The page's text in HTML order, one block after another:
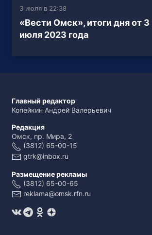
3 июля в 22:38
«Вести Омск», итоги дня от 3
июля 2023 года
Главный редактор
Копейкин Андрей Валерьевич
Редакция
Омск, пр. Мира, 2
(3812) 65-00-15
gtrk@inbox.ru
Размещение рекламы
(3812) 65-00-65
reklama@omsk.rfn.ru